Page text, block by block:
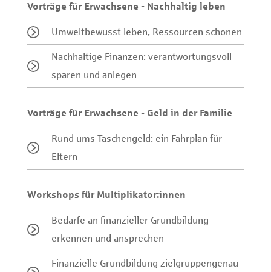
Vorträge für Erwachsene - Nachhaltig leben
Umweltbewusst leben, Ressourcen schonen
Nachhaltige Finanzen: verantwortungsvoll
sparen und anlegen
Vorträge für Erwachsene - Geld in der Familie
Rund ums Taschengeld: ein Fahrplan für
Eltern
Workshops für Multiplikator:innen
Bedarfe an finanzieller Grundbildung
erkennen und ansprechen
Finanzielle Grundbildung zielgruppengenau